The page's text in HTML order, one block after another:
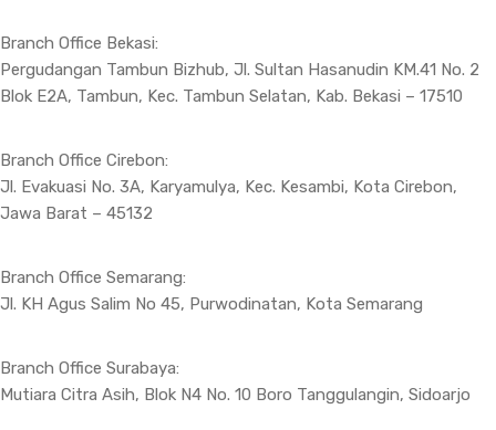
Branch Office Bekasi:
Pergudangan Tambun Bizhub, Jl. Sultan Hasanudin KM.41 No. 2
Blok E2A, Tambun, Kec. Tambun Selatan, Kab. Bekasi – 17510
Branch Office Cirebon:
Jl. Evakuasi No. 3A, Karyamulya, Kec. Kesambi, Kota Cirebon,
Jawa Barat – 45132
Branch Office Semarang:
Jl. KH Agus Salim No 45, Purwodinatan, Kota Semarang
Branch Office Surabaya:
Mutiara Citra Asih, Blok N4 No. 10 Boro Tanggulangin, Sidoarjo